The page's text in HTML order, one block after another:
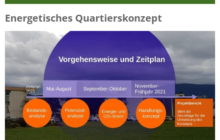
Energetisches Quartierskonzept